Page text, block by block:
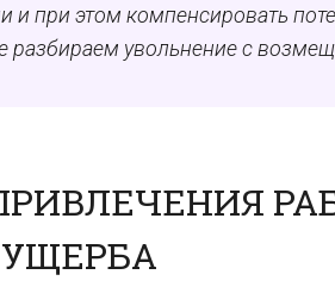
и при этом компенсировать
разбираем увольнение с